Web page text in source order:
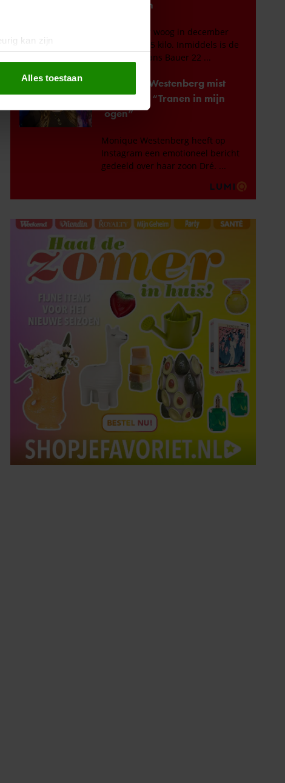
kan zijn
media te bieden en om ons
partners voor social
informatie die u aan ze heeft
met onze cookies als u
Alles toestaan